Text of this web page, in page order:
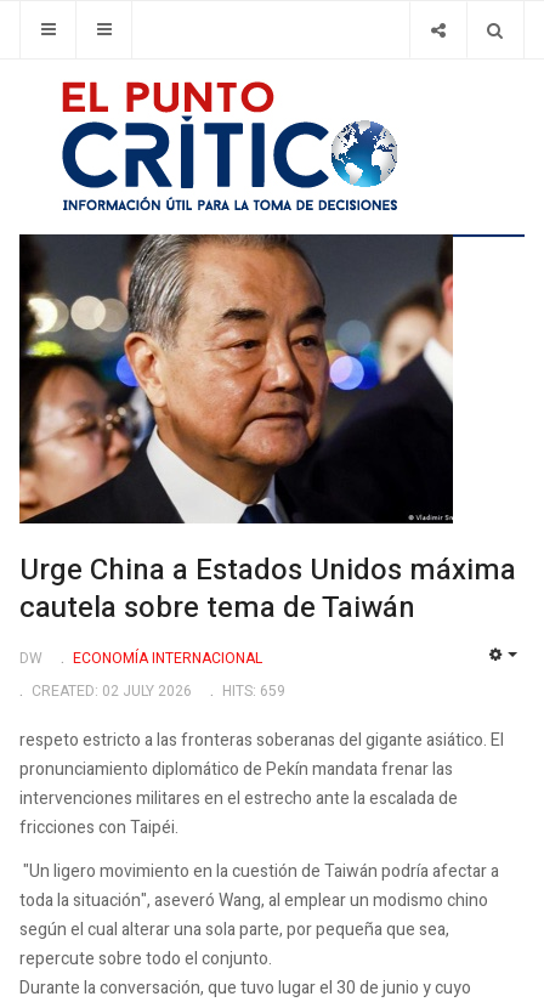
Urge China a Estados Unidos máxima
cautela sobre tema de Taiwán
DW
ECONOMÍA INTERNACIONAL
CREATED: 02 JULY 2026
HITS: 659
respeto estricto a las fronteras soberanas del gigante asiático. El
pronunciamiento diplomático de Pekín mandata frenar las
intervenciones militares en el estrecho ante la escalada de
fricciones con Taipéi.
"Un ligero movimiento en la cuestión de Taiwán podría afectar a
toda la situación", aseveró Wang, al emplear un modismo chino
según el cual alterar una sola parte, por pequeña que sea,
repercute sobre todo el conjunto.
Durante la conversación, que tuvo lugar el 30 de junio y cuyo